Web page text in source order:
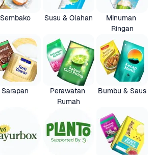
Sembako Susu & Olahan
Minuman
Ringan
Sarapan
Perawatan
Rumah
Bumbu & Saus